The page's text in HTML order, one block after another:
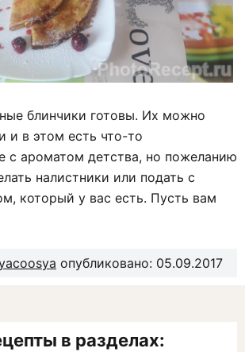
блинчики готовы. Их можно
и в этом есть что-то
с ароматом детства, но пожеланию
налистники или подать с
который у вас есть. Пусть вам
опубликовано: 05.09.2017
в разделах: